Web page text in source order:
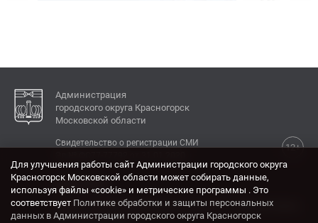
Администрация
городского округа Красногорск
Московской области
12+
Свидетельство о регистрации СМИ
КОНТАКТЫ
Адрес: 143404, Московская область, г. Красногорск,
ул. Ленина, дом 4.
Для улучшения работы сайт Администрации городского округа
Красногорск Московской области может собирать данные,
используя файлы «cookie» и метрические программы . Это
соответствует Политике обработки и защиты персональных
данных в Администрации городского округа Красногорск